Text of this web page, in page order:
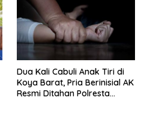
Dua Kali Cabuli Anak Tiri di
Koya Barat, Pria Berinisial AK
Resmi Ditahan Polresta